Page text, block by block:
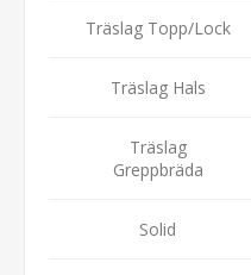
Träslag Topp/Lock
Träslag Hals
Träslag
Greppbräda
Solid